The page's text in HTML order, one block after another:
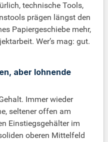
technische Tools,
prägen längst den
Papiergeschiebe mehr,
Wer’s mag: gut.
aber lohnende
Immer wieder
seltener offen am
Einstiegsgehälter im
oberen Mittelfeld